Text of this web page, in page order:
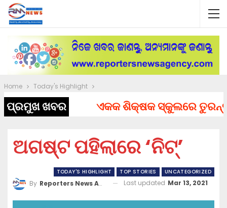
Home Today's Highlight
ପ୍ରମୁଖ ଖବର ଏକକ ଶିକ୍ଷକ ସ୍କୁଲରେ ତୁରନ୍ତ
ଅଗଷ୍ଟ ପହିଲାରେ ‘ନିଟ୍’
TODAY'S HIGHLIGHT TOP STORIES UNCATEGORIZED
By Reporters News Agency Last updated Mar 13, 2021